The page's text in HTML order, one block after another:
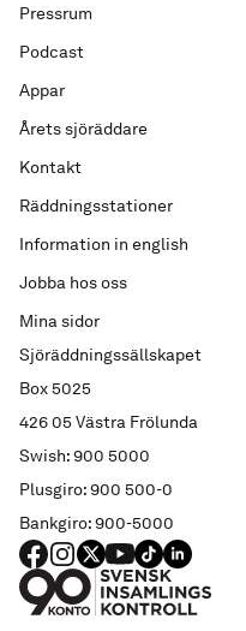
Sjöräddningssällskapet
Box 5025
426 05 Västra Frölunda
Swish: 900 5000
Plusgiro: 900 500-0
Bankgiro: 900-5000
Pressrum
Podcast
Appar
Årets sjöräddare
Kontakt
Räddningsstationer
Information in english
Jobba hos oss
Mina sidor
FACEBOOK
Instagram
X YouTube
TIKTOKLINKED IN